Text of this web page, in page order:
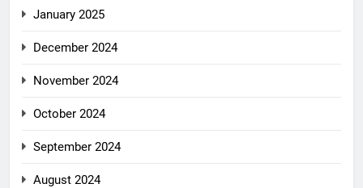
January 2025
December 2024
November 2024
October 2024
September 2024
August 2024